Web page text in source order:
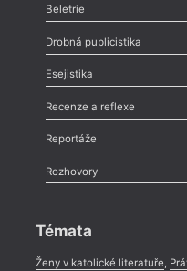
Beletrie
Poezie,Próza,Dokumenty
Drobná publicistika
Odlesk
Nekrolog,Glosa,Sloupek,
Esejistika
Esej , Pádlo,Úvaha
Recenze a reflexe
Recenze
Méně slov o próze,Celá
Reportáže
Literární zítřky
Celá rubrika
Rozhovory
Témata
Ženy v katolické literatuře,